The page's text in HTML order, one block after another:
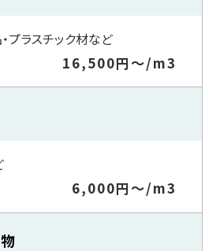
プラスチック材など
16,500円～/m3
6,000円～/m3